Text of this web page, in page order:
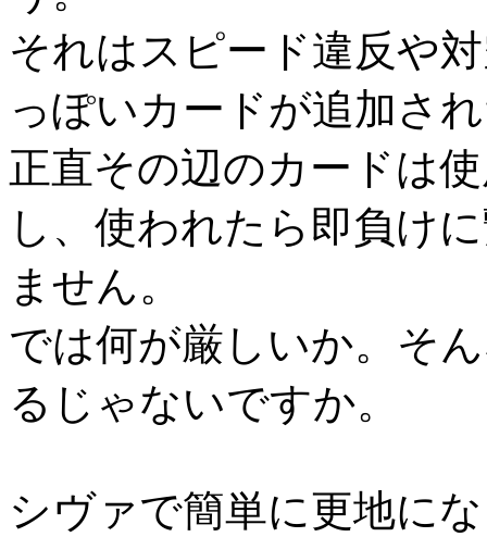
それはスピード違反や
っぽいカードが追加さ
正直その辺のカードは
し、使われたら即負け
ません。
では何が厳しいか。そ
るじゃないですか。
シヴァで簡単に更地に